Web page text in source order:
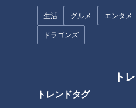
生活 グルメ エンタメ
ドラゴンズ
ト
トレンドタグ
CBCテレビ『デララバ』
まずは、創業61年。激安スー
取材した日は、カットされた
ラが3袋で216円、1袋だと約70